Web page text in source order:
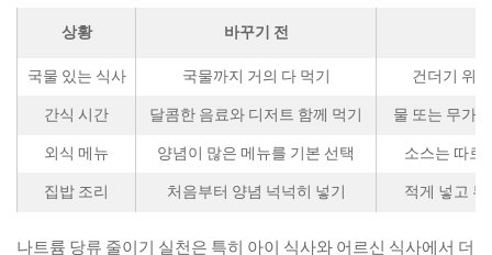
상황 바꾸기 전
국물 있는 식사 국물까지 거의 다 먹기 건더기 위
간식 시간 달콤한 음료와 디저트 함께 먹기 물 또는 무가
외식 메뉴 양념이 많은 메뉴를 기본 선택 소스는 따로
집밥 조리 처음부터 양념 넉넉히 넣기 적게 넣고
나트륨 당류 줄이기 실천은 특히 아이 식사와 어르신 식사에서 더